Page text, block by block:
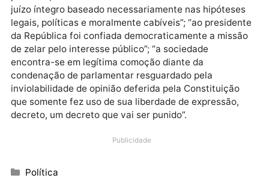
sociedade fraterna, justa e responsável”; “a
de expressão é pilar essencial da sociedade em
as suas manifestações”; “a concessão de indulto
individual é medida constitucional, discricionária,
excepcional destinada à manutenção do mecanismo
tradicional de freios e contrapesos, na tripartição de
poderes”; “a concessão de indulto individual decorre
juízo íntegro baseado necessariamente nas
legais, políticas e moralmente cabíveis”; “ao
da República foi confiada democraticamente a
encontra-se em legítima comoção diante da